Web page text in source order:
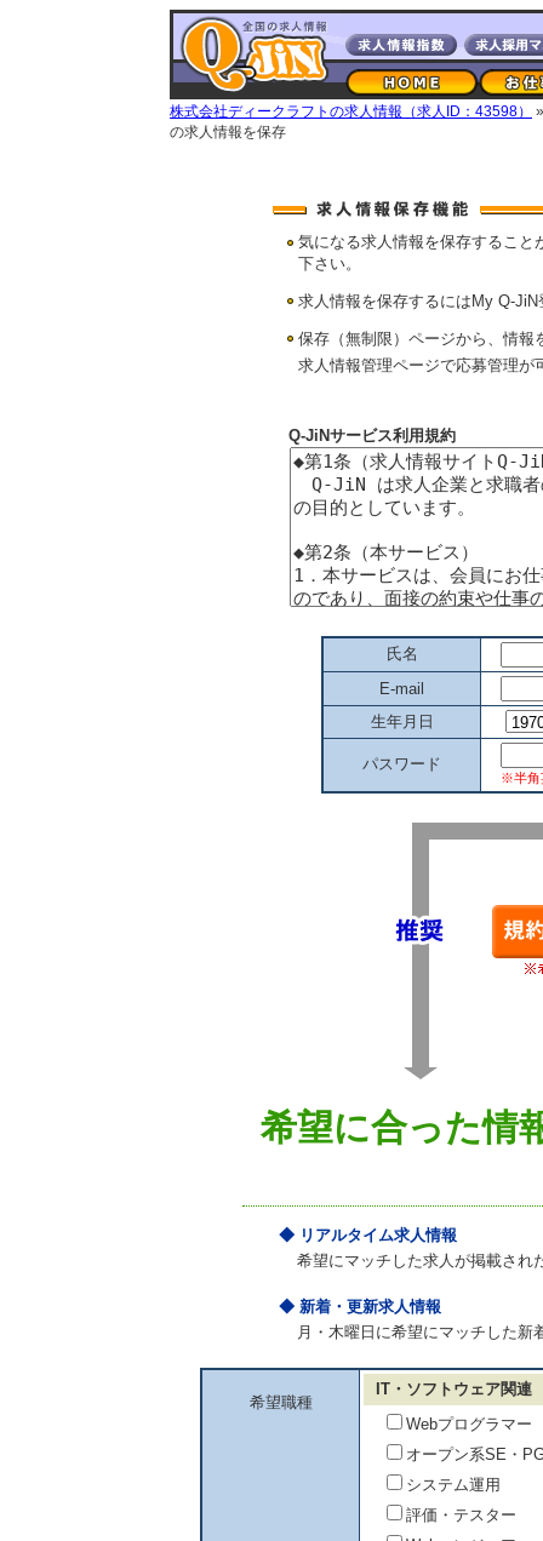
株式会社ディークラフトの求人情報（求人ID：43598）
の求人情報を保存
気になる求人情報を保存すること
下さい。
求人情報を保存するにはMy Q-
保存（無制限）ページから、情報
求人情報管理ページで応募管理が
Q-JiNサービス利用規約
氏名
E-mail
生年月日
パスワード
※半角
希望に合った情
◆ リアルタイム求人情報
希望にマッチした求人が掲載され
◆ 新着・更新求人情報
月・木曜日に希望にマッチした
希望職種
IT・ソフトウェア関連
Webプログラマー
オープン系SE・
システム運用
評価・テスター